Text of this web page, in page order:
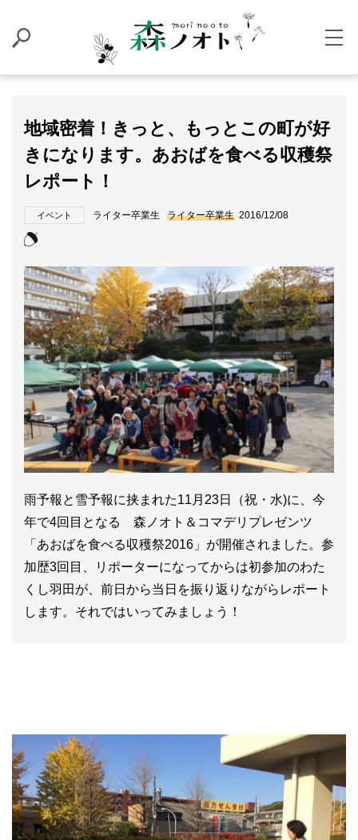
地域密着！きっと、もっとこの町が好
きになります。あおばを食べる収穫祭
レポート！
イベント ライター卒業生 ライター卒業生 2016/12/08
雨予報と雪予報に挟まれた11月23日（祝・水)に、今
年で4回目となる 森ノオト＆コマデリプレゼンツ
「あおばを食べる収穫祭2016」が開催されました。参
加歴3回目、リポーターになってからは初参加のわた
くし羽田が、前日から当日を振り返りながらレポート
します。それではいってみましょう！